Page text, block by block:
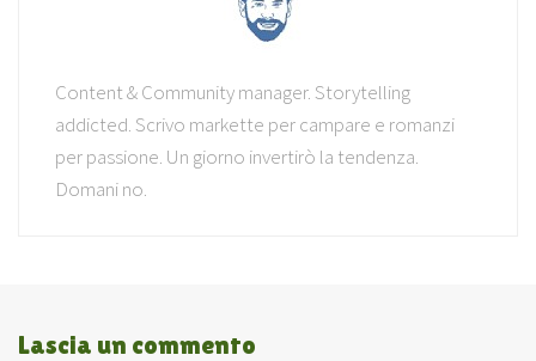
Content & Community manager. Storytelling
addicted. Scrivo markette per campare e romanzi
per passione. Un giorno invertirò la tendenza.
Domani no.
Lascia un commento